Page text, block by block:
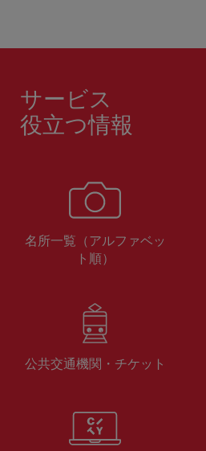
サービス
役立つ情報
名所一覧（アルファベッ
ト順）
公共交通機関・チケット